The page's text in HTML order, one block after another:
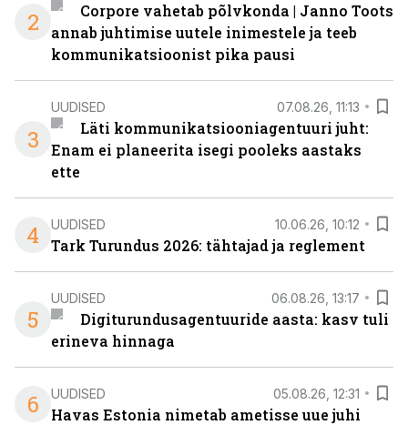
2
Corpore vahetab põlvkonda | Janno Toots
annab juhtimise uutele inimestele ja teeb
kommunikatsioonist pika pausi
3
UUDISED 07.08.26, 11:13
Läti kommunikatsiooniagentuuri juht:
Enam ei planeerita isegi pooleks aastaks
ette
4 UUDISED 10.06.26, 10:12
Tark Turundus 2026: tähtajad ja reglement
5
UUDISED 06.08.26, 13:17
Digiturundusagentuuride aasta: kasv tuli
erineva hinnaga
6 UUDISED 05.08.26, 12:31
Havas Estonia nimetab ametisse uue juhi